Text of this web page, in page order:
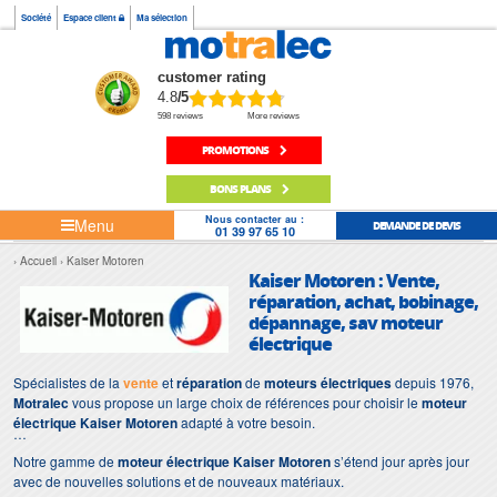
Société Espace client Ma sélection
customer rating
4.8/5
598 reviews More reviews
PROMOTIONS
BONS PLANS
Menu Nous contacter au :
01 39 97 65 10 DEMANDE DE DEVIS
Accueil Kaiser Motoren
Kaiser Motoren : Vente,
réparation, achat, bobinage,
dépannage, sav moteur
électrique
Spécialistes de la venteetréparationdemoteurs électriquesdepuis 1976,
Motralecvous propose un large choix de références pour choisir lemoteur
électrique Kaiser Motorenadapté à votre besoin.
Notre gamme demoteur électrique Kaiser Motorens’étend jour après jour
avec de nouvelles solutions et de nouveaux matériaux.